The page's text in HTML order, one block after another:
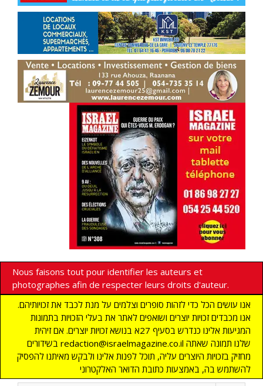
Nous faisons tout pour identifier les auteurs et
photographes afin de respecter leurs droits d'auteur.
אנו עושים הכל כדי לזהות סופרים וצלמים על מנת לכבד את זכויותיהם.
אנו מכבדים זכויות יוצרים ושואפים לאתר את בעלי הזכויות בתמונות
המגיעות אלינו כנדרש בסעיף 27א בנושא זכויות יוצרים. אם זיהית
בשידורים redaction@israelmagazine.co.il שלנו תמונה שאתה
מחזיק בזכויות היוצרים עליה, תוכל לפנות אלינו ולבקש מאיתנו להפסיק
להשתמש בה, באמצעות כתובת הדואר האלקטרוני